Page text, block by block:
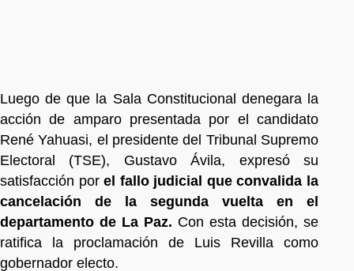
Luego de que la Sala Constitucional denegara la
acción de amparo presentada por el candidato
René Yahuasi, el presidente del Tribunal Supremo
Electoral (TSE), Gustavo Ávila, expresó su
satisfacción porel fallo judicial que convalida la
cancelación de la segunda vuelta en el
departamento de La Paz. Con esta decisión, se
ratifica la proclamación de Luis Revilla como
gobernador electo.